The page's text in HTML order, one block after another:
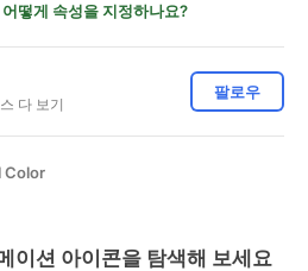
어떻게 속성을 지정하나요?
다 보기
팔로우
Color
이션 아이콘을 탐색해 보세요